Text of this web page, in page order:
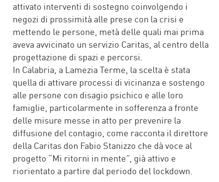
attivato interventi di sostegno coinvolgendo i
negozi di prossimità alle prese con la crisi e
mettendo le persone, metà delle quali mai prima
aveva avvicinato un servizio Caritas, al centro della
progettazione di spazi e percorsi.
In Calabria, a Lamezia Terme, la scelta è stata
quella di attivare processi di vicinanza e sostengo
alle persone con disagio psichico e alle loro
famiglie, particolarmente in sofferenza a fronte
delle misure messe in atto per prevenire la
diffusione del contagio, come racconta il direttore
della Caritas don Fabio Stanizzo che dà voce al
progetto “Mi ritorni in mente”, già attivo e
riorientato a partire dal periodo del lockdown.